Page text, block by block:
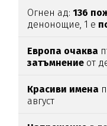
Огнен ад:136
денонощие, 1 е
Европа очаква
затъмнение от
Красиви имена
август